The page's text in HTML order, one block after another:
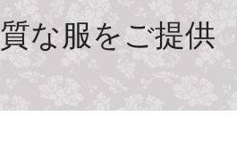
な服をご提供